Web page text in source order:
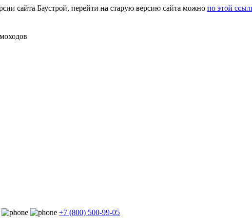
сайта Баустрой, перейти на старую версию сайта можно по этой
+7 (800) 500-99-05